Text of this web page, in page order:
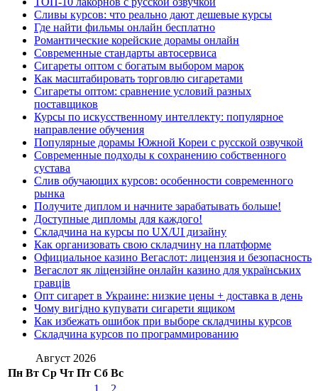
Сливы курсов: что реально дают дешевые курсы
Где найти фильмы онлайн бесплатно
Романтические корейские дорамы онлайн
Современные стандарты автосервиса
Сигареты оптом с богатым выбором марок
Как масштабировать торговлю сигаретами
Сигареты оптом: сравнение условий разных
поставщиков
Курсы по искусственному интеллекту: популярное
направление обучения
Популярные дорамы Южной Кореи с русской озвучкой
Современные подходы к сохранению собственного
сустава
Слив обучающих курсов: особенности современного
рынка
Получите диплом и начните зарабатывать больше!
Доступные дипломы для каждого!
Складчина на курсы по UX/UI дизайну
Как организовать свою складчину на платформе
Официальное казино Вегаслот: лицензия и безопасность
Вегаслот як ліцензійне онлайн казино для українських
гравців
Опт сигарет в Украине: низкие цены + доставка в день
Чому вигідно купувати сигарети ящиком
Как избежать ошибок при выборе складчины курсов
Складчина курсов по программированию
Август 2026
Пн Вт Ср Чт Пт Сб Вс
1
2